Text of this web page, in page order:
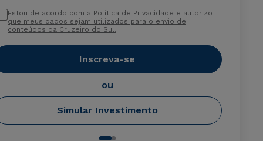
Estou de acordo com a Política de Privacidade e autorizo
que meus dados sejam utilizados para o envio de
conteúdos da Cruzeiro do Sul.
Inscreva-se
ou
Simular Investimento